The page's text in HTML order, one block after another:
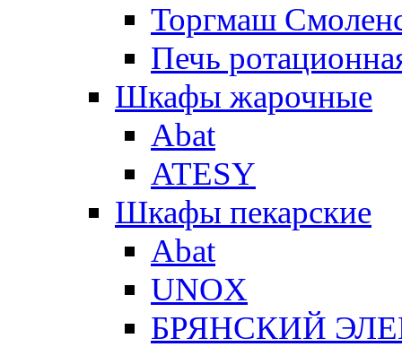
Торгмаш
Печь
Шкафы жарочные
Abat
ATESY
Шкафы пекарские
Abat
UNOX
БРЯНСКИЙ